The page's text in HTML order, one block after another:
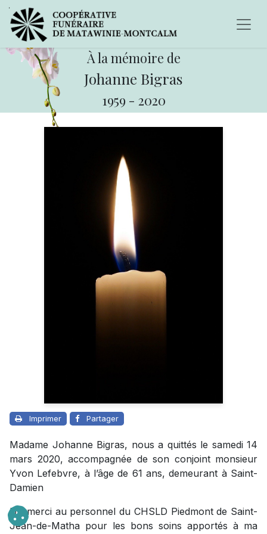
À la mémoire de
Johanne Bigras
1959 - 2020
Imprimer Partager
Madame Johanne Bigras, nous a quittés le samedi 14
mars 2020, accompagnée de son conjoint monsieur
Yvon Lefebvre, à l’âge de 61 ans, demeurant à Saint-
Damien
Un merci au personnel du CHSLD Piedmont de Saint-
Jean-de-Matha pour les bons soins apportés à ma